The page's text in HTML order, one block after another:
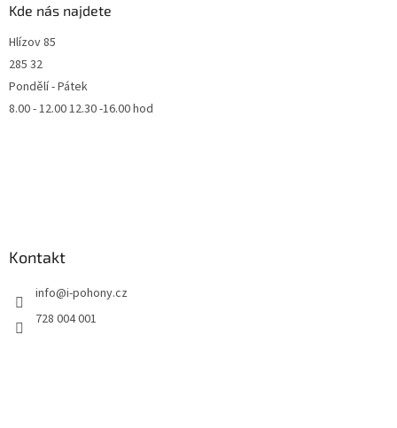
Kde nás najdete
Hlízov 85
285 32
Pondělí - Pátek
8.00 - 12.00 12.30 -16.00 hod
Kontakt
info@i-pohony.cz
728 004 001